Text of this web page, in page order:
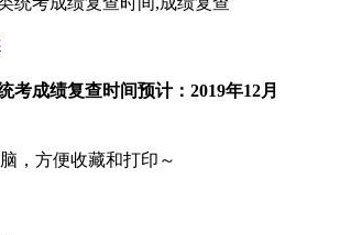
考成绩复查时间预计：2019年12月
，方便收藏和打印～